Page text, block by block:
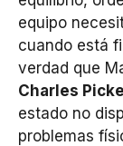
equipo
cuando está
verdad que
Charles
estado no
problemas